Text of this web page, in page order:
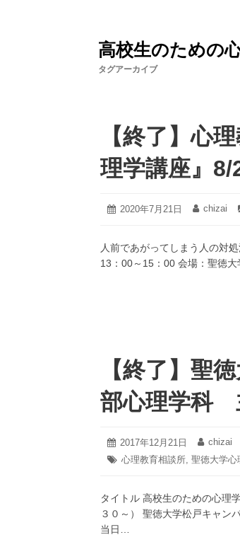
高校生のための
タグアーカイブ
【終了】心
理学講座』8/
投
2020年7月21日
2023
月
20
日
投
chizai
人前であがってしまう人の対
13：00～15：00 会場：聖徳
【終了】聖
部心理学科
投
稿
2017年12月21日
2022
年
6
日
投
稿
chizai
タ
心理教育相談所, 聖徳大学心
タイトル 高校生のための心理
３０～） 聖徳大学松戸キャン
当日…